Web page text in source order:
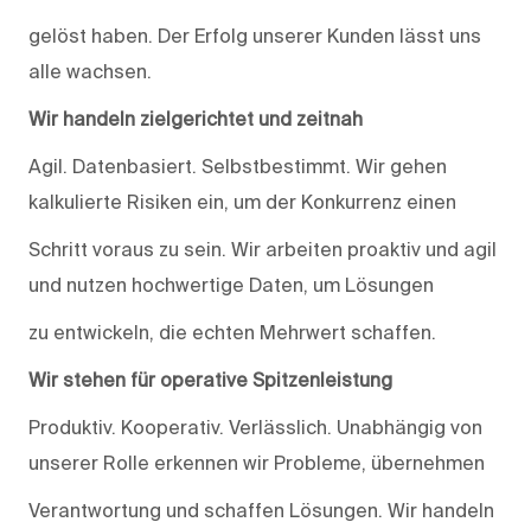
gelöst haben. Der Erfolg unserer Kunden lässt uns
alle wachsen.
Wir handeln zielgerichtet und zeitnah
Agil. Datenbasiert. Selbstbestimmt. Wir gehen
kalkulierte Risiken ein, um der Konkurrenz einen
Schritt voraus zu sein. Wir arbeiten proaktiv und agil
und nutzen hochwertige Daten, um Lösungen
zu entwickeln, die echten Mehrwert schaffen.
Wir stehen für operative Spitzenleistung
Produktiv. Kooperativ. Verlässlich. Unabhängig von
unserer Rolle erkennen wir Probleme, übernehmen
Verantwortung und schaffen Lösungen. Wir handeln